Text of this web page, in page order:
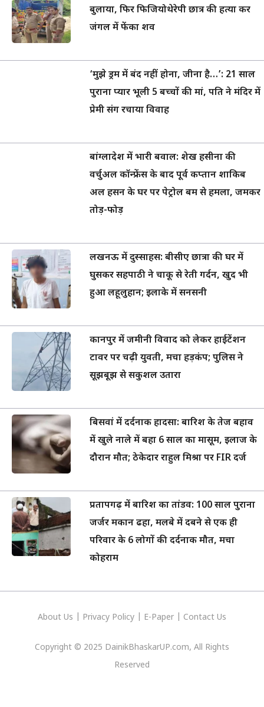
बुलाया, फिर फिजियोथेरेपी छात्र की हत्या कर
जंगल में फेंका शव
‘मुझे ड्रम में बंद नहीं होना, जीना है…’: 21 साल
पुराना प्यार भूली 5 बच्चों की मां, पति ने मंदिर में
प्रेमी संग रचाया विवाह
बांग्लादेश में भारी बवाल: शेख हसीना की
वर्चुअल कॉन्फ्रेंस के बाद पूर्व कप्तान शाकिब
अल हसन के घर पर पेट्रोल बम से हमला, जमकर
तोड़-फोड़
लखनऊ में दुस्साहस: बीसीए छात्रा की घर में
घुसकर सहपाठी ने चाकू से रेती गर्दन, खुद भी
हुआ लहूलुहान; इलाके में सनसनी
कानपुर में जमीनी विवाद को लेकर हाईटेंशन
टावर पर चढ़ी युवती, मचा हड़कंप; पुलिस ने
सूझबूझ से सकुशल उतारा
बिसवां में दर्दनाक हादसा: बारिश के तेज बहाव
में खुले नाले में बहा 6 साल का मासूम, इलाज के
दौरान मौत; ठेकेदार राहुल मिश्रा पर FIR दर्ज
प्रतापगढ़ में बारिश का तांडव: 100 साल पुराना
जर्जर मकान ढहा, मलबे में दबने से एक ही
परिवार के 6 लोगों की दर्दनाक मौत, मचा
कोहराम
About Us Privacy Policy E-Paper Contact Us
Copyright © 2025 DainikBhaskarUP.com, All Rights
Reserved